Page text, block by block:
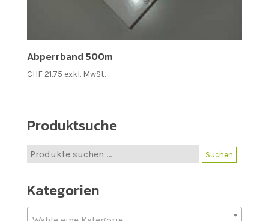
Abperrband 500m
CHF21.75 exkl. MwSt.
Produktsuche
Suche
nach:
Suchen
Kategorien